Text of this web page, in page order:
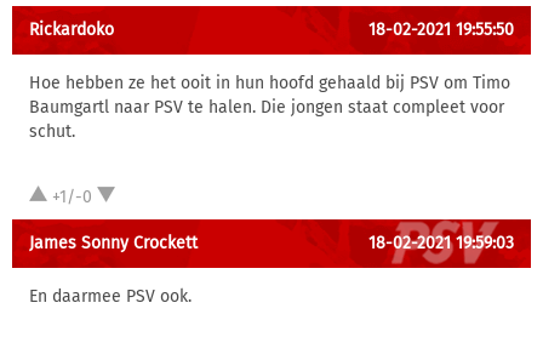
Rickardoko 18-02-2021 19:55:50
Hoe hebben ze het ooit in hun hoofd gehaald bij PSV om Timo
Baumgartl naar PSV te halen. Die jongen staat compleet voor
schut.
+1/-0
James Sonny Crockett 18-02-2021 19:59:03
En daarmee PSV ook.